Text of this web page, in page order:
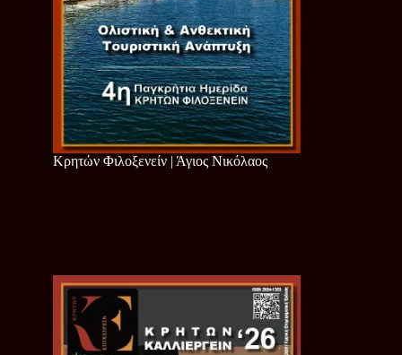
Κρητών Φιλοξενείν | Άγιος Νικόλαος